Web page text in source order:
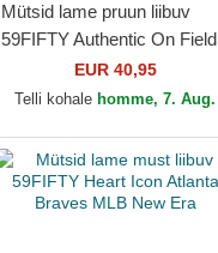
Mütsid lame pruun liibuv
59FIFTY Authentic On Field
San Diego Padres MLB New
Era
EUR 40,95
Telli kohale homme, 7. Aug.